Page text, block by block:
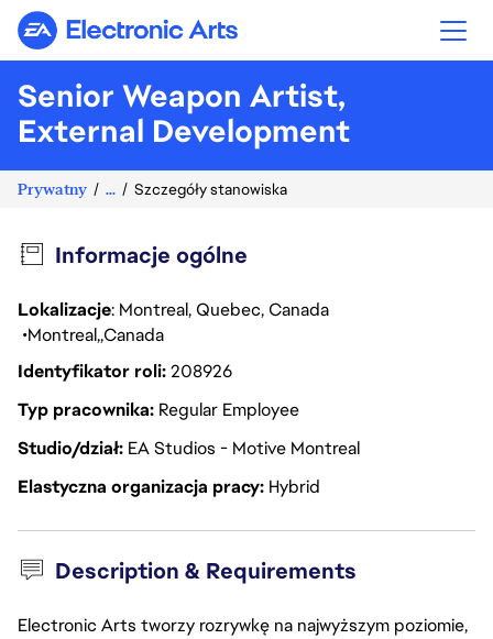
Electronic Arts
Senior Weapon Artist,
External Development
Prywatny ... Szczegóły stanowiska
Informacje ogólne
Lokalizacje: Montreal, Quebec, Canada
Montreal Canada
Identyfikator roli208926
Typ pracownika Regular Employee
Studio/dział EA Studios - Motive Montreal
Elastyczna organizacja pracy Hybrid
Description & Requirements
Electronic Arts tworzy rozrywkę na najwyższym poziomie,